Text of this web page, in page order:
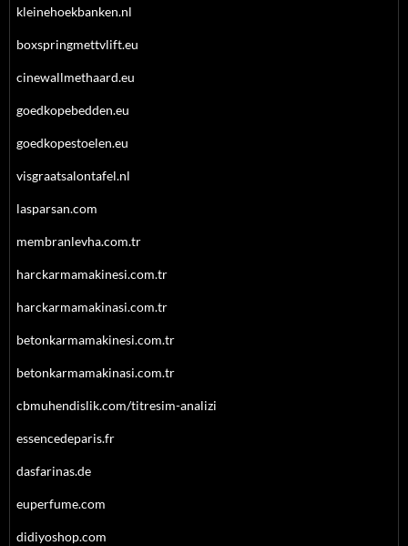
kleinehoekbanken.nl
boxspringmettvlift.eu
cinewallmethaard.eu
goedkopebedden.eu
goedkopestoelen.eu
visgraatsalontafel.nl
lasparsan.com
membranlevha.com.tr
harckarmamakinesi.com.tr
harckarmamakinasi.com.tr
betonkarmamakinesi.com.tr
betonkarmamakinasi.com.tr
cbmuhendislik.com/titresim-analizi
essencedeparis.fr
dasfarinas.de
euperfume.com
didiyoshop.com